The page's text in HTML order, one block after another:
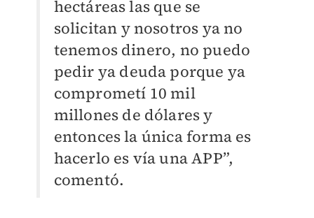
hectáreas las que se
solicitan y nosotros ya no
tenemos dinero, no puedo
pedir ya deuda porque ya
comprometí 10 mil
millones de dólares y
entonces la única forma es
hacerlo es vía una APP”,
comentó.